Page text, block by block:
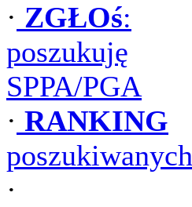
· ZGŁOś:
poszukuję
SPPA/PGA
· RANKING
poszukiwanych
·